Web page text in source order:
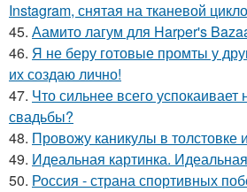
Instagram, снятая на тканевой
45. Аамито лагум для Harper's
46. Я не беру готовые промты у
их создаю лично!
47. Что сильнее всего успокаивает
свадьбы?
48. Провожу каникулы в толстовке
49. Идеальная картинка.
50. Россия - страна спортивных